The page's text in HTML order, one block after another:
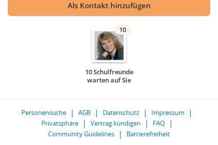
Als Kontakt hinzufügen
10
10 Schulfreunde
warten auf Sie
Personensuche AGB Datenschutz
Impressum
Privatsphäre
Vertrag kündigen
FAQ
Community Guidelines
Barrierefreiheit